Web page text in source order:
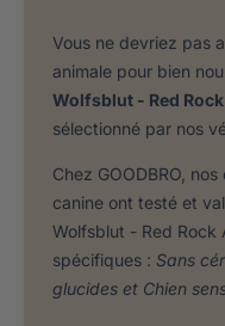
Vous ne devriez pas
animale pour bien
Wolfsblut - Red
sélectionné par nos
Chez GOODBRO,
canine ont testé et
Wolfsblut - Red Rock
spécifiques : Sans
glucides et Chien